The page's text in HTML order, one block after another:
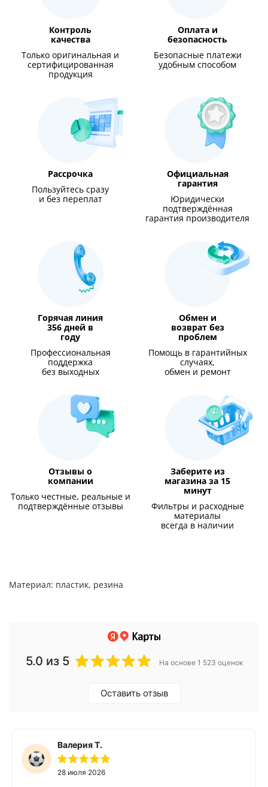
Контроль
качества
Только оригинальная и
сертифицированная
продукция
Оплата и
безопасность
Безопасные платежи
удобным способом
Рассрочка
Пользуйтесь сразу
и без переплат
Официальная
гарантия
Юридически
подтверждённая
гарантия производителя
Горячая линия
356 дней в
году
Профессиональная
поддержка
без выходных
Обмен и
возврат без
проблем
Помощь в гарантийных
случаях,
обмен и ремонт
Отзывы о
компании
Только честные, реальные и
подтверждённые отзывы
Заберите из
магазина за 15
минут
Фильтры и расходные
материалы
всегда в наличии
Материал: пластик, резина
5.0 из 5 На основе 1 523 оценок
Оставить отзыв
Валерия Т.
28 июля 2026